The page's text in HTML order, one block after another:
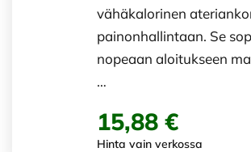
vähäkalorinen
painonhallintaan. Se
nopeaan aloitukseen
…
15,88 €
Hinta vain verkossa